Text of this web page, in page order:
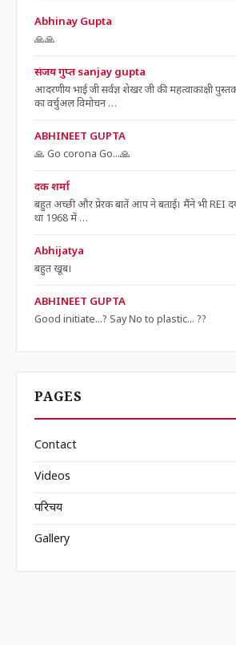
Abhinay Gupta
🙏🙏
संजय गुप्त sanjay gupta
आदरणीय भाई जी सर्वज्ञ शेखर जी की महत्वाकांक्षी
का वर्चुअल विमोचन …
ABHINEET GUPTA
🙏 Go corona Go...🙏
दक शर्मा
बहुत अच्छी और प्रेरक बातें आप ने बताई। मैंने भी REI
था 1968 में …
Abhijatya
बहुत खूब।
ABHINEET GUPTA
Good initiate...? Say No to plastic... ??
PAGES
Contact
Videos
परिचय
Gallery